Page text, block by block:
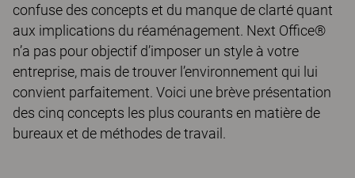
confuse des concepts et du manque de clarté quant
aux implications du réaménagement. Next Office®
n’a pas pour objectif d’imposer un style à votre
entreprise, mais de trouver l’environnement qui lui
convient parfaitement. Voici une brève présentation
des cinq concepts les plus courants en matière de
bureaux et de méthodes de travail.